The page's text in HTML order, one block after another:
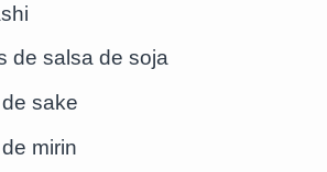
de salsa de soja
sake
mirin